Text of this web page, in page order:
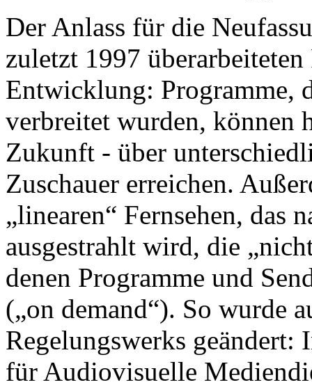
Der Anlass für die
zuletzt 1997
Entwicklung: Programme,
verbreitet wurden, können
Zukunft - über
Zuschauer erreichen.
„linearen“ Fernsehen, das
ausgestrahlt wird, die
denen Programme und
(„on demand“). So wurde
Regelungswerks
für Audiovisuelle